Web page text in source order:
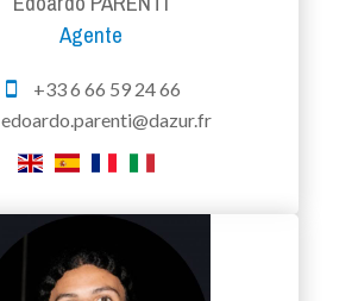
Agente
+33 6 66 59 24 66
edoardo.parenti@dazur.fr